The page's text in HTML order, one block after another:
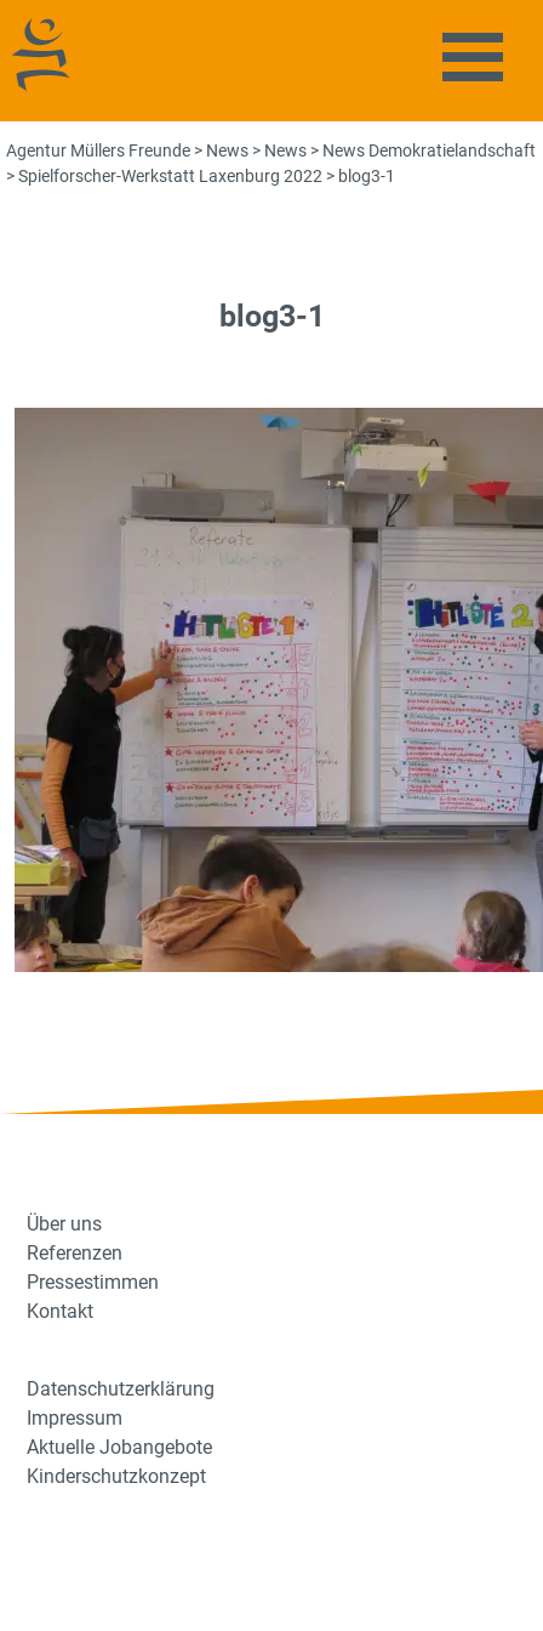
Agentur Müllers Freunde
Agentur Müllers Freunde > News > News > News Demokratielandschaft
>Spielforscher-Werkstatt Laxenburg 2022 > blog3-1
blog3-1
Über uns
Referenzen
Pressestimmen
Kontakt
Datenschutzerklärung
Impressum
Aktuelle Jobangebote
Kinderschutzkonzept